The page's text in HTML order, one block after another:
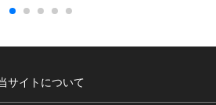
サイトについて